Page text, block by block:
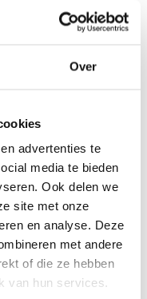
Over
advertenties te
media te bieden
Ook delen we
site met onze
en analyse. Deze
met andere
of die ze hebben
van hun services.
waarin
tot één
in
en